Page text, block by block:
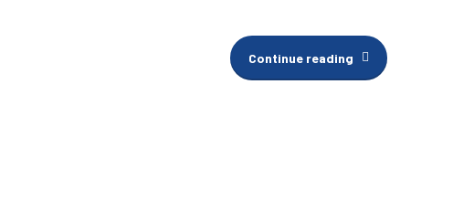
Continue reading